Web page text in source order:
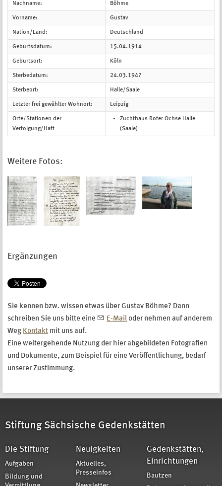
Nachname: Böhme
Vorname: Gustav
Nation/Land: Deutschland
Geburtsdatum: 15.04.1914
Geburtsort: Köln
Sterbedatum: 24.03.1947
Sterbeort: Halle/Saale
Letzter frei gewählter Wohnort: Leipzig
Orte/Stationen der
Verfolgung/Haft
Zuchthaus Roter Ochse Halle
(Saale)
Weitere Fotos:
Ergänzungen
Sie kennen bzw. wissen etwas über Gustav Böhme? Dann
schreiben Sie uns bitte eine
E-Mail oder nehmen auf anderem
Weg Kontakt mit uns auf.
Eine weitergehende Nutzung der hier abgebildeten Fotografien
und Dokumente, zum Beispiel für eine Veröffentlichung, bedarf
unserer Zustimmung.
Stiftung Sächsische Gedenkstätten
Die Stiftung
Aufgaben
Bildung und
Neuigkeiten
Aktuelles,
Presseinfos
Gedenkstätten,
Einrichtungen
Bautzen